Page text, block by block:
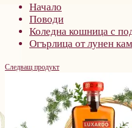
Начало
Поводи
Коледна кошница с
Огърлица от лунен
Следващ продукт